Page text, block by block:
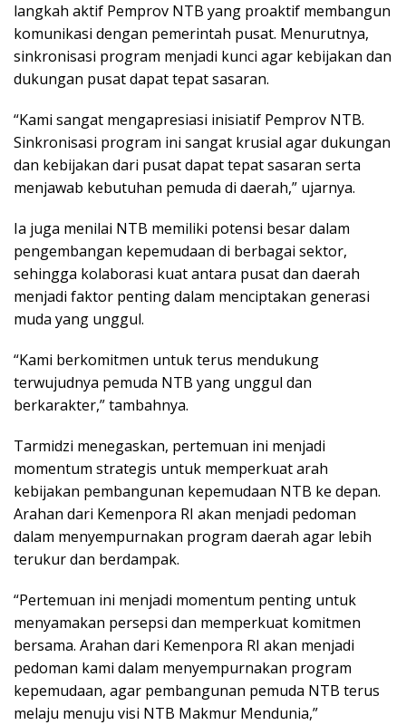
langkah aktif Pemprov NTB yang proaktif membangun
komunikasi dengan pemerintah pusat. Menurutnya,
sinkronisasi program menjadi kunci agar kebijakan dan
dukungan pusat dapat tepat sasaran.
“Kami sangat mengapresiasi inisiatif Pemprov NTB.
Sinkronisasi program ini sangat krusial agar dukungan
dan kebijakan dari pusat dapat tepat sasaran serta
menjawab kebutuhan pemuda di daerah,” ujarnya.
Ia juga menilai NTB memiliki potensi besar dalam
pengembangan kepemudaan di berbagai sektor,
sehingga kolaborasi kuat antara pusat dan daerah
menjadi faktor penting dalam menciptakan generasi
muda yang unggul.
“Kami berkomitmen untuk terus mendukung
terwujudnya pemuda NTB yang unggul dan
berkarakter,” tambahnya.
Tarmidzi menegaskan, pertemuan ini menjadi
momentum strategis untuk memperkuat arah
kebijakan pembangunan kepemudaan NTB ke depan.
Arahan dari Kemenpora RI akan menjadi pedoman
dalam menyempurnakan program daerah agar lebih
terukur dan berdampak.
“Pertemuan ini menjadi momentum penting untuk
menyamakan persepsi dan memperkuat komitmen
bersama. Arahan dari Kemenpora RI akan menjadi
pedoman kami dalam menyempurnakan program
kepemudaan, agar pembangunan pemuda NTB terus
melaju menuju visi NTB Makmur Mendunia,”